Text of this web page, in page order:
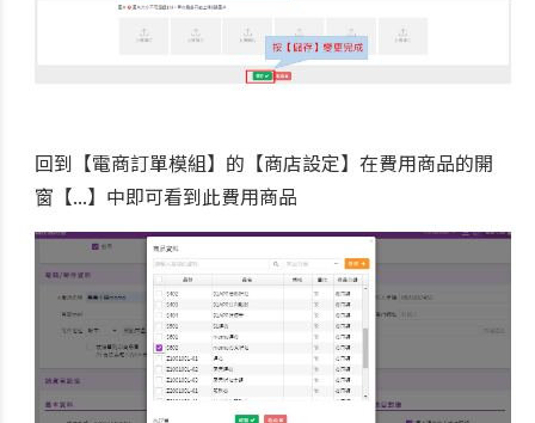
回到【電商訂單模組】的【商店設定】在費用商品的開
窗【...】中即可看到此費用商品